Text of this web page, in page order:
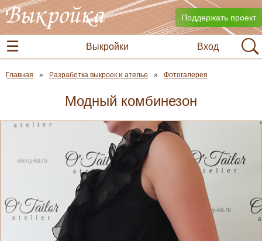
Поддержать проект
Вход
Выкройки
Главная Разработка выкроек и ателье Фотогалерея
Модный комбинезон